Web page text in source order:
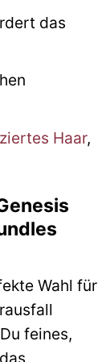
das
Haar,
Wahl für
feines,